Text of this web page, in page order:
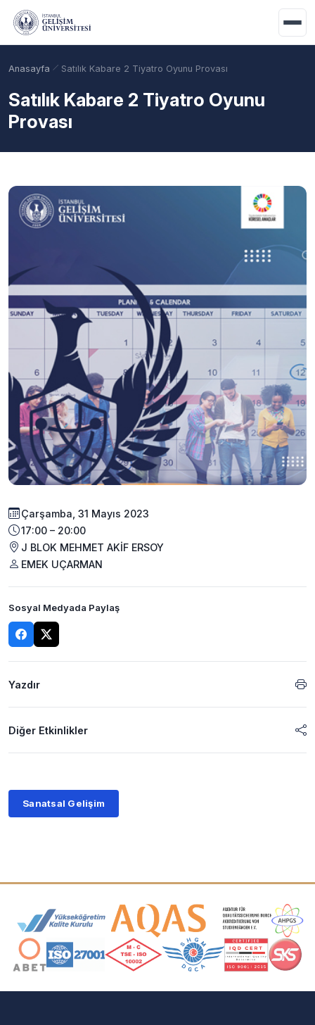
Ana içeriğe geç
Anasayfa Satılık Kabare 2 Tiyatro Oyunu Provası
Satılık Kabare 2 Tiyatro Oyunu
Provası
Çarşamba, 31 Mayıs 2023
17:00 – 20:00
J BLOK MEHMET AKİF ERSOY
EMEK UÇARMAN
Sosyal Medyada Paylaş
Yazdır
Diğer Etkinlikler
Sanatsal Gelişim
Akreditasyon ve Üyelik Logoları